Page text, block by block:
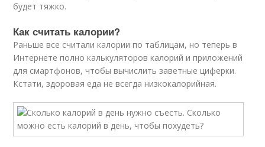
будет тяжко.
Как считать калории?
Раньше все считали калории по таблицам, но теперь в
Интернете полно калькуляторов калорий и приложений
для смартфонов, чтобы вычислить заветные циферки.
Кстати, здоровая еда не всегда низкокалорийная.